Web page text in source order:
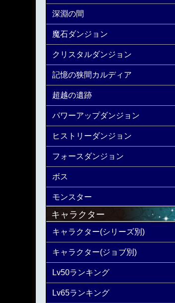
深淵の間
魔石ダンジョン
クリスタルダンジョン
記憶の狭間カルディア
超越の遺跡
パワーアップダンジョン
ヒストリーダンジョン
フォースダンジョン
ボス
モンスター
キャラクター
キャラクター(シリーズ別)
キャラクター(ジョブ別)
Lv50ランキング
Lv65ランキング